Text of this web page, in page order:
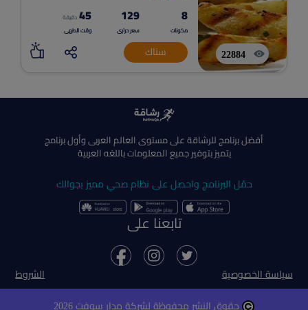
22884
8
مكونات
129
سعر حرارى
45 دقيقة
وقت الطهى
سناك
أفضل برنامج للرشاقة على مستوى العالم العربى وأول برنامج
يتميز بتوفير جميع المعلومات باللغه العربية
حمّل البرنامج واحصل على نظام صحي مميز بجوالك
تابعنا على
سياسة الخصوصية الشروط
حقوق النشر محفوظة لشركة مدار سوفت 2026